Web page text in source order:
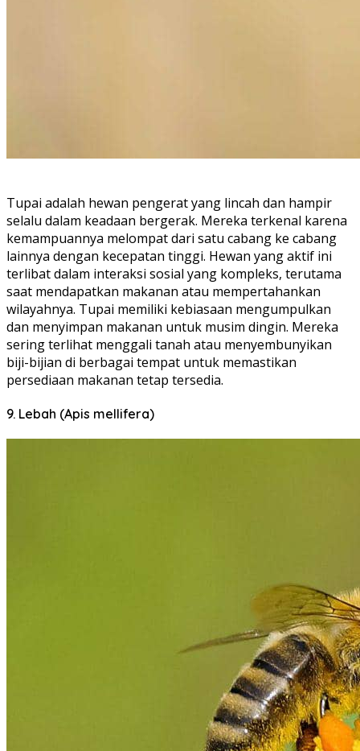
Tupai adalah hewan pengerat yang lincah dan hampir
selalu dalam keadaan bergerak. Mereka terkenal karena
kemampuannya melompat dari satu cabang ke cabang
lainnya dengan kecepatan tinggi. Hewan yang aktif ini
terlibat dalam interaksi sosial yang kompleks, terutama
saat mendapatkan makanan atau mempertahankan
wilayahnya. Tupai memiliki kebiasaan mengumpulkan
dan menyimpan makanan untuk musim dingin. Mereka
sering terlihat menggali tanah atau menyembunyikan
biji-bijian di berbagai tempat untuk memastikan
persediaan makanan tetap tersedia.
9. Lebah (Apis mellifera)